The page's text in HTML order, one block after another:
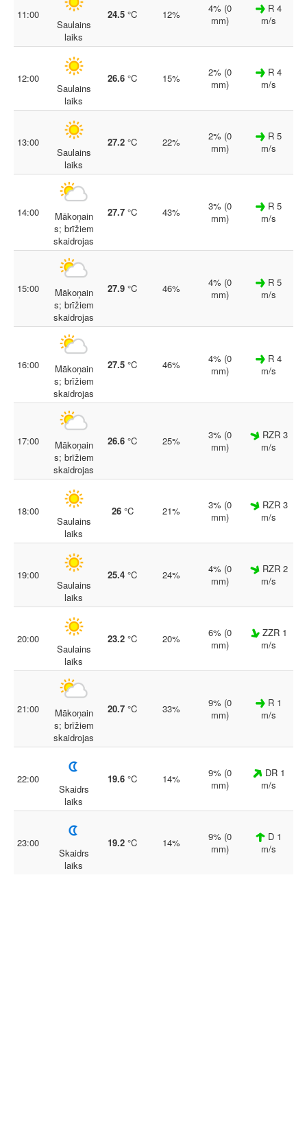
11:00
Saulains
laiks
24.5 °C 12%
4% (0
mm)
R 4
m/s
12:00
Saulains
laiks
26.6 °C 15%
2% (0
mm)
R 4
m/s
13:00
Saulains
laiks
27.2 °C 22%
2% (0
mm)
R 5
m/s
14:00
Mākoņain
s; brīžiem
skaidrojas
27.7 °C 43%
3% (0
mm)
R 5
m/s
15:00
Mākoņain
s; brīžiem
skaidrojas
27.9 °C 46%
4% (0
mm)
R 5
m/s
16:00
Mākoņain
s; brīžiem
skaidrojas
27.5 °C 46%
4% (0
mm)
R 4
m/s
17:00
Mākoņain
s; brīžiem
skaidrojas
26.6 °C 25%
3% (0
mm)
RZR 3
m/s
18:00
Saulains
laiks
26°C 21%
3% (0
mm)
RZR 3
m/s
19:00
Saulains
laiks
25.4 °C 24%
4% (0
mm)
RZR 2
m/s
20:00
Saulains
laiks
23.2 °C 20%
6% (0
mm)
ZZR 1
m/s
21:00
Mākoņain
s; brīžiem
skaidrojas
20.7 °C 33%
9% (0
mm)
R 1
m/s
22:00
Skaidrs
laiks
19.6 °C 14%
9% (0
mm)
DR 1
m/s
23:00
Skaidrs
laiks
19.2 °C 14%
9% (0
mm)
D 1
m/s